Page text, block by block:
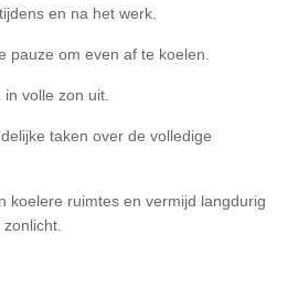
en na het werk.
pauze om even af te koelen.
volle zon uit.
taken over de volledige
koelere ruimtes en vermijd langdurig